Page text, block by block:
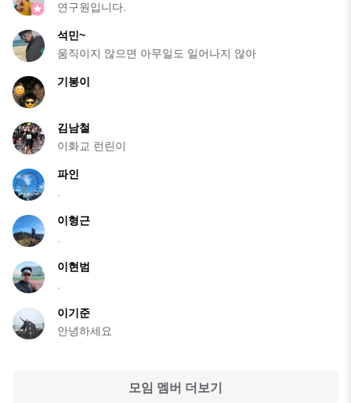
연구원입니다.
석민~
움직이지 않으면 아무일도 일어나지 않아
기봉이
김남철
이화교 런린이
파인
.
이형근
.
이현범
.
이기준
안녕하세요
모임 멤버 더보기